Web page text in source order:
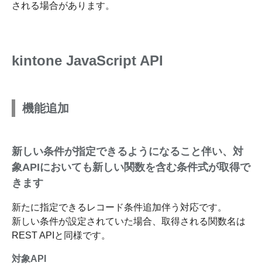
される場合があります。
kintone JavaScript API
機能追加
新しい条件が指定できるようになること伴い、対
象APIにおいても新しい関数を含む条件式が取得で
きます
新たに指定できるレコード条件追加伴う対応です。
新しい条件が設定されていた場合、取得される関数名は
REST APIと同様です。
対象API